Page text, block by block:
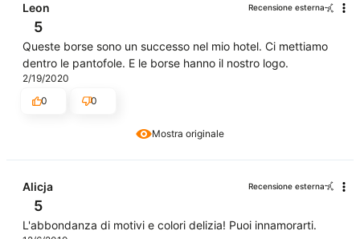
Mostra originale
Leon Recensione esterna
5
Queste borse sono un successo nel mio hotel. Ci mettiamo
dentro le pantofole. E le borse hanno il nostro logo.
2/19/2020
0
0
Alicja Recensione esterna
5
L'abbondanza di motivi e colori delizia! Puoi innamorarti.